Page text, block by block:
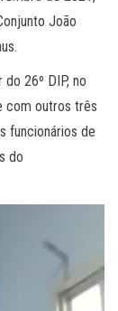
João
26º DIP, no
com outros três
funcionários de
do